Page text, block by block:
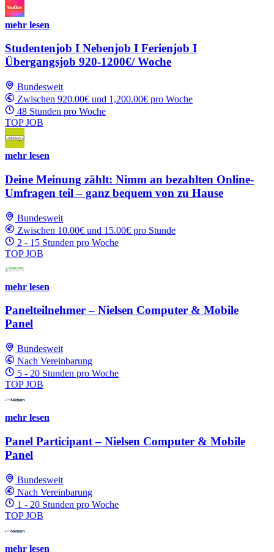
mehr lesen
Studentenjob I Nebenjob I Ferienjob I
Übergangsjob 920-1200€/ Woche
Bundesweit
Zwischen 920.00€ und 1,200.00€ pro Woche
48 Stunden pro Woche
TOP JOB
mehr lesen
Deine Meinung zählt: Nimm an bezahlten Online-
Umfragen teil – ganz bequem von zu Hause
Bundesweit
Zwischen 10.00€ und 15.00€ pro Stunde
2 - 15 Stunden pro Woche
TOP JOB
mehr lesen
Panelteilnehmer – Nielsen Computer & Mobile
Panel
Bundesweit
Nach Vereinbarung
5 - 20 Stunden pro Woche
TOP JOB
mehr lesen
Panel Participant – Nielsen Computer & Mobile
Panel
Bundesweit
Nach Vereinbarung
1 - 20 Stunden pro Woche
TOP JOB
mehr lesen